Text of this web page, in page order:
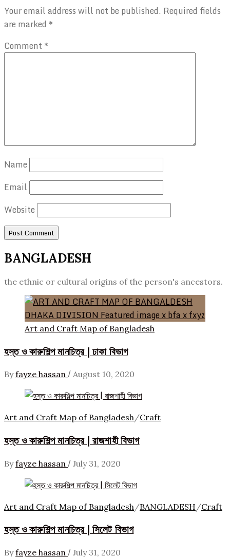
Your email address will not be published. Required fields
are marked *
Comment *
Name
Email
Website
BANGLADESH
the ethnic or cultural origins of the person's ancestors.
Art and Craft Map of Bangladesh
হস্ত ও কারুশিল্প মানচিত্র | ঢাকা বিভাগ
By fayze hassan / August 10, 2020
Art and Craft Map of Bangladesh/Craft
হস্ত ও কারুশিল্প মানচিত্র | রাজশাহী বিভাগ
By fayze hassan / July 31, 2020
Art and Craft Map of Bangladesh /BANGLADESH /Craft
হস্ত ও কারুশিল্প মানচিত্র | সিলেট বিভাগ
By fayze hassan / July 31, 2020